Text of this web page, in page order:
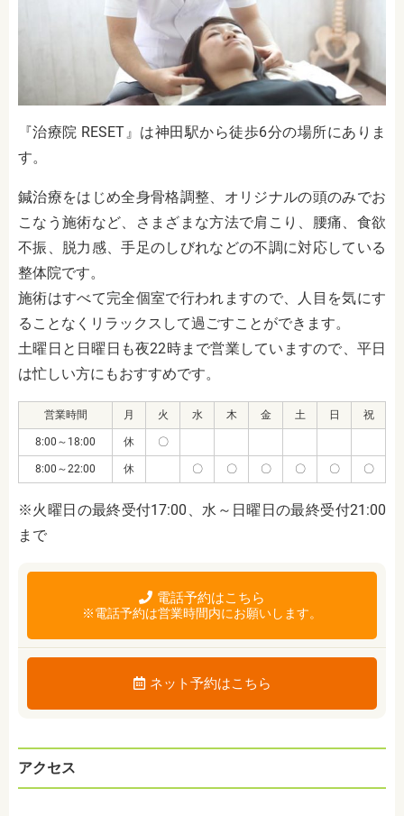
『治療院 RESET』は神田駅から徒歩6分の場所にありま
す。
鍼治療をはじめ全身骨格調整、オリジナルの頭のみでお
こなう施術など、さまざまな方法で肩こり、腰痛、食欲
不振、脱力感、手足のしびれなどの不調に対応している
整体院です。
施術はすべて完全個室で行われますので、人目を気にす
ることなくリラックスして過ごすことができます。
土曜日と日曜日も夜22時まで営業していますので、平日
は忙しい方にもおすすめです。
営業時間 月 火 水 木 金 土 日 祝
8:00～18:00 休 〇
8:00～22:00 休 〇 〇 〇 〇 〇 〇
※火曜日の最終受付17:00、水～日曜日の最終受付21:00
まで
電話予約はこちら
※電話予約は営業時間内にお願いします。
ネット予約はこちら
アクセス